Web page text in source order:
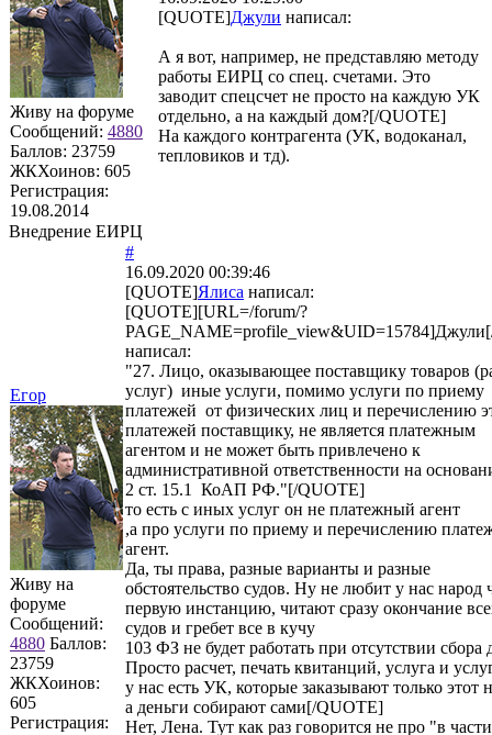
Живу на форуме
Сообщений: 4880
Баллов: 23759
ЖКХоинов: 605
Регистрация:
19.08.2014
[QUOTE]Джули написал:
А я вот, например, не представляю методу
работы ЕИРЦ со спец. счетами. Это
заводит спецсчет не просто на каждую УК
отдельно, а на каждый дом?[/QUOTE]
На каждого контрагента (УК, водоканал,
тепловиков и тд).
Внедрение ЕИРЦ
Егор
Живу на
форуме
Сообщений:
4880 Баллов:
23759
ЖКХоинов:
605
Регистрация:
#
16.09.2020 00:39:46
[QUOTE]Ялиса написал:
[QUOTE][URL=/forum/?
написал:
"27. Лицо, оказывающее поставщику товаров
услуг) иные услуги, помимо услуги по приему
платежей от физических лиц и перечислению
платежей поставщику, не является платежным
агентом и не может быть привлечено к
административной ответственности на
2 ст. 15.1 КоАП РФ."[/QUOTE]
то есть с иных услуг он не платежный агент
,а про услуги по приему и перечислению
агент.
Да, ты права, разные варианты и разные
обстоятельство судов. Ну не любит у нас народ
первую инстанцию, читают сразу окончание
судов и гребет все в кучу
103 ФЗ не будет работать при отсутствии сбора
Просто расчет, печать квитанций, услуга и
у нас есть УК, которые заказывают только этот
а деньги собирают сами[/QUOTE]
Нет, Лена. Тут как раз говорится не про "в части